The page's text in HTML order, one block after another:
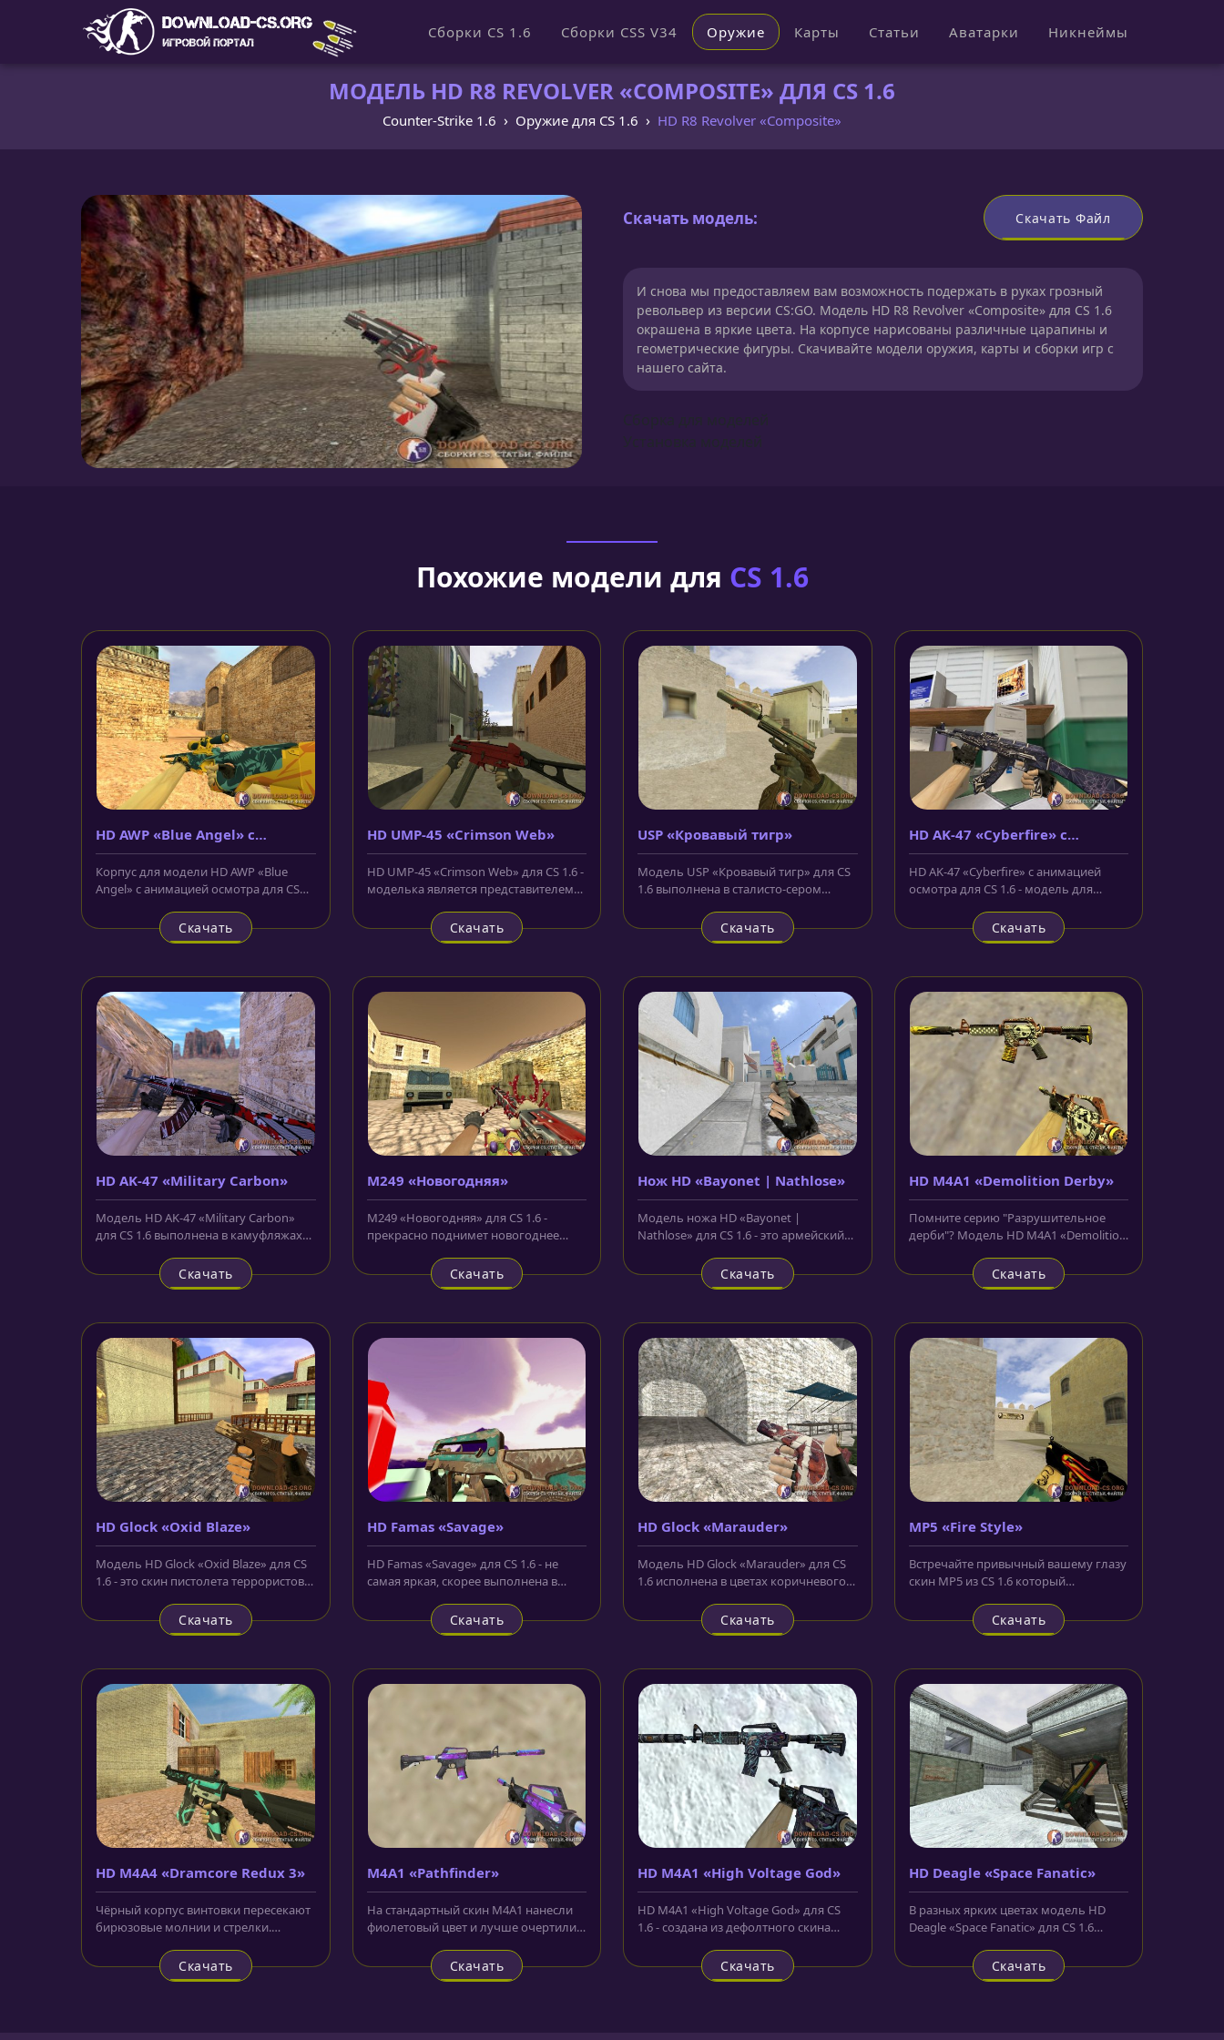
Сборки CS 1.6 Сборки CSS V34 Оружие Карты Статьи Аватарки Никнеймы
МОДЕЛЬ HD R8 REVOLVER «COMPOSITE» ДЛЯ CS 1.6
Counter-Strike 1.6 Оружие для CS 1.6 HD R8 Revolver «Composite»
Скачать модель: Скачать Файл
И снова мы предоставляем вам возможность подержать в руках грозный
револьвер из версии CS:GO. Модель HD R8 Revolver «Composite» для CS 1.6
окрашена в яркие цвета. На корпусе нарисованы различные царапины и
геометрические фигуры. Скачивайте модели оружия, карты и сборки игр с
нашего сайта.
Похожие модели для CS 1.6
HD AWP «Blue Angel» с
анимацией осмотра
Корпус для модели HD AWP «Blue
Angel» с анимацией осмотра для CS
Скачать
HD UMP-45 «Crimson Web»
HD UMP-45 «Crimson Web» для CS 1.6 -
моделька является представителем
Скачать
USP «Кровавый тигр»
Модель USP «Кровавый тигр» для CS
1.6 выполнена в сталисто-сером
Скачать
HD AK-47 «Cyberfire» с
анимацией осмотра
HD AK-47 «Cyberfire» с анимацией
осмотра для CS 1.6 - модель для
всем...
Скачать
HD AK-47 «Military Carbon»
Модель HD AK-47 «Military Carbon»
для CS 1.6 выполнена в камуфляжах
Скачать
M249 «Новогодняя»
M249 «Новогодняя» для CS 1.6 -
прекрасно поднимет новогоднее
основе...
Скачать
Нож HD «Bayonet | Nathlose»
Модель ножа HD «Bayonet |
Nathlose» для CS 1.6 - это армейский
Скачать
HD M4A1 «Demolition Derby»
Помните серию "Разрушительное
дерби"? Модель HD M4A1 «Demolition
именно...
Скачать
HD Glock «Oxid Blaze»
Модель HD Glock «Oxid Blaze» для CS
1.6 - это скин пистолета террористов,
Скачать
HD Famas «Savage»
HD Famas «Savage» для CS 1.6 - не
самая яркая, скорее выполнена в
Скачать
HD Glock «Marauder»
Модель HD Glock «Marauder» для CS
1.6 исполнена в цветах коричневого
Скачать
MP5 «Fire Style»
Встречайте привычный вашему глазу
скин MP5 из CS 1.6 который
перекрасили в...Скачать
HD M4A4 «Dramcore Redux 3»
Чёрный корпус винтовки пересекают
бирюзовые молнии и стрелки.
«Dramcore...
Скачать
M4A1 «Pathfinder»
На стандартный скин M4A1 нанесли
фиолетовый цвет и лучше очертили
Скачать
HD M4A1 «High Voltage God»
HD M4A1 «High Voltage God» для CS
1.6 - создана из дефолтного скина
Скачать
HD Deagle «Space Fanatic»
В разных ярких цветах модель HD
Deagle «Space Fanatic» для CS 1.6
Скачать